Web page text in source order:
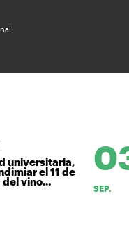
el 11 de
vino...
03
SEP.